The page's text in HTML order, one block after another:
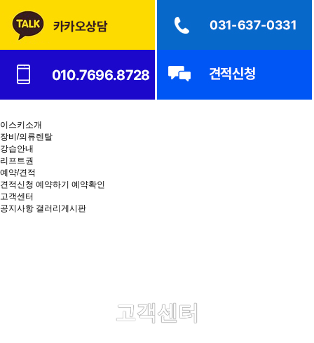
이스키소개
장비/의류렌탈
강습안내
리프트권
예약/견적
견적신청 예약하기 예약확인
고객센터
공지사항 갤러리게시판
고객센터